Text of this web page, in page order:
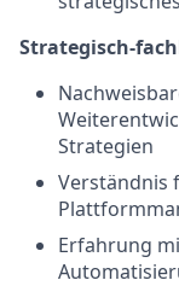
Strategisch-
Strategien
Verständnis
Erfahrung